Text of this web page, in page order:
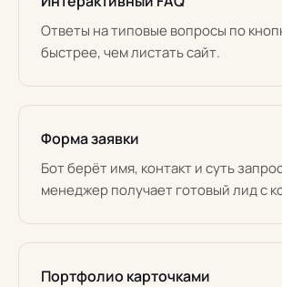
Ответы на типовые вопросы по
быстрее, чем листать сайт.
Форма заявки
Бот берёт имя, контакт и суть
менеджер получает готовый лид с
Портфолио карточками